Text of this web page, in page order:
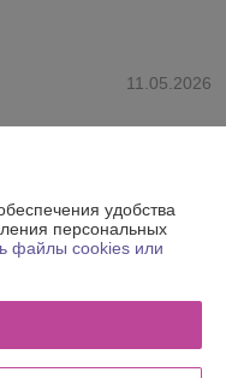
11.05.2026
удобства
персональных
файлы cookies или